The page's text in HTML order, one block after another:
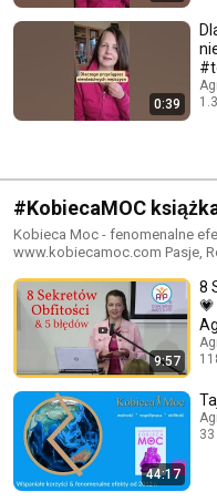
0:39
#KobiecaMOC
Rozmowy z
Kobieca Moc - fenomenalne
www.kobiecamoc.com Pasje,
9:57
8
💗
44:17